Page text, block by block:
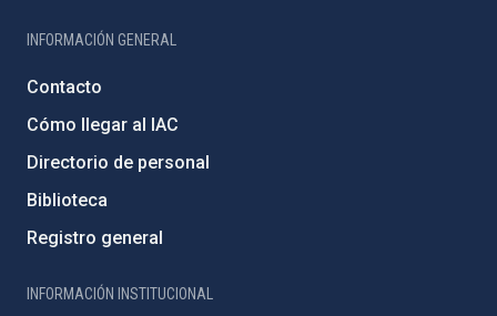
INFORMACIÓN GENERAL
Contacto
Cómo llegar al IAC
Directorio de personal
Biblioteca
Registro general
INFORMACIÓN INSTITUCIONAL